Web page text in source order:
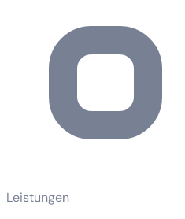
Leistungen